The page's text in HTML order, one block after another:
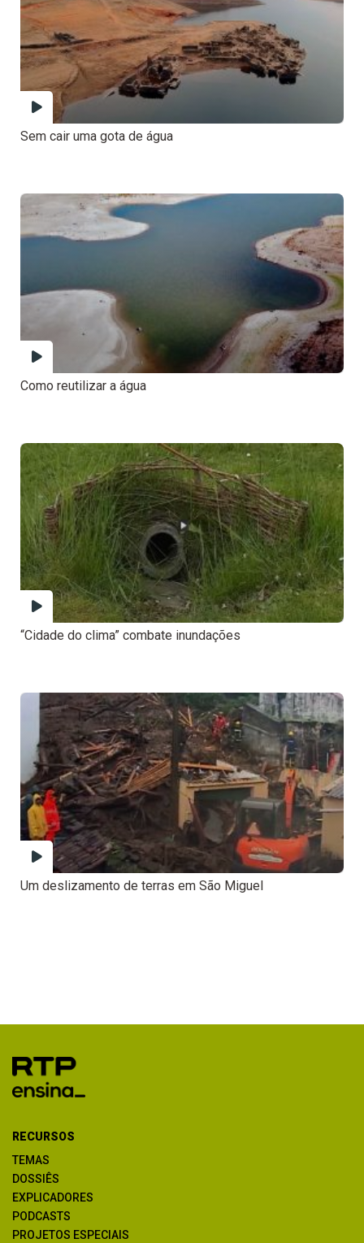
Sem cair uma gota de água
Como reutilizar a água
“Cidade do clima” combate inundações
Um deslizamento de terras em São Miguel
RECURSOS
TEMAS
DOSSIÊS
EXPLICADORES
PODCASTS
PROJETOS ESPECIAIS